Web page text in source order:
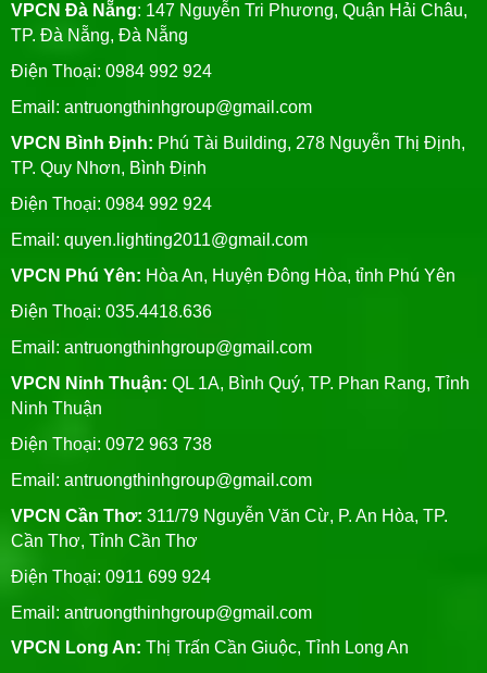
VPCN Đà Nẵng: 147 Nguyễn Tri Phương, Quận Hải Châu,
TP. Đà Nẵng, Đà Nẵng
Điện Thoại: 0984 992 924
Email: antruongthinhgroup@gmail.com
VPCN Bình Định: Phú Tài Building, 278 Nguyễn Thị Định,
TP. Quy Nhơn, Bình Định
Điện Thoại: 0984 992 924
Email: quyen.lighting2011@gmail.com
VPCN Phú Yên: Hòa An, Huyện Đông Hòa, tỉnh Phú Yên
Điện Thoại: 035.4418.636
Email: antruongthinhgroup@gmail.com
VPCN Ninh Thuận: QL 1A, Bình Quý, TP. Phan Rang, Tỉnh
Ninh Thuận
Điện Thoại: 0972 963 738
Email: antruongthinhgroup@gmail.com
VPCN Cần Thơ: 311/79 Nguyễn Văn Cừ, P. An Hòa, TP.
Cần Thơ, Tỉnh Cần Thơ
Điện Thoại: 0911 699 924
Email: antruongthinhgroup@gmail.com
VPCN Long An: Thị Trấn Cần Giuộc, Tỉnh Long An